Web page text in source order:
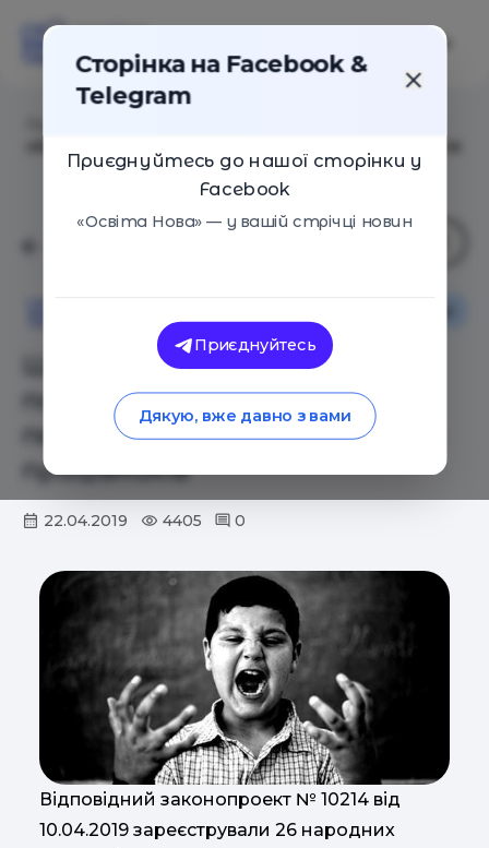
Штраф від 5100 грн. за
погрозу, образу та
переслідування педагогічних
працівників
22.04.2019 4405 0
Відповідний законопроект № 10214 від
10.04.2019 зареєстрували 26 народних
Сторінка на Facebook &
Telegram
Приєднуйтесь до нашої сторінки у
Facebook
«Освіта Нова» — у вашій стрічці новин
Приєднуйтесь
Дякую, вже давно з вами